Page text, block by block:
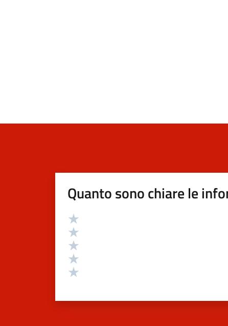
Quanto sono chiare le
Valutazione